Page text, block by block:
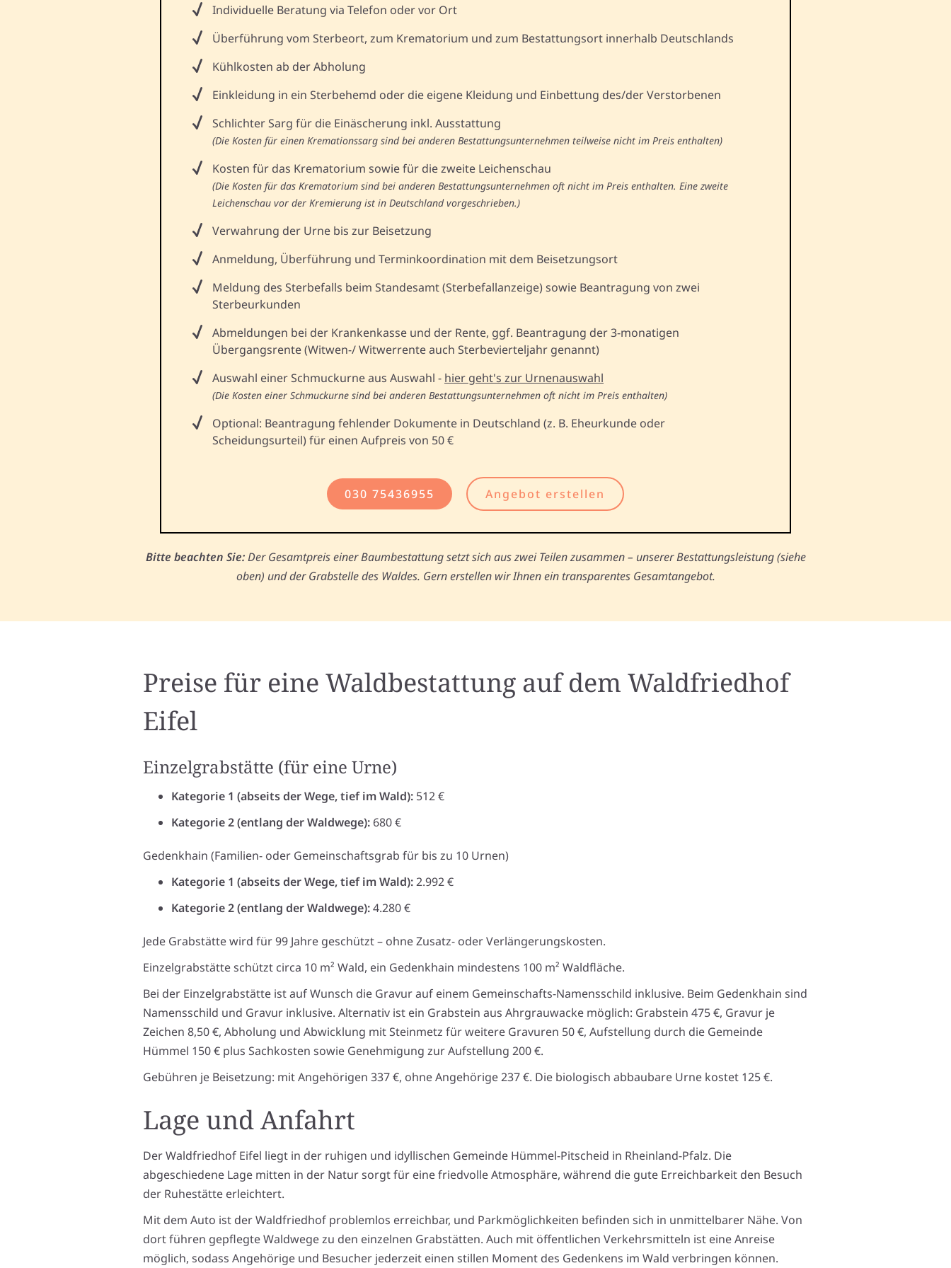
Individuelle Beratung via Telefon oder vor Ort
Überführung vom Sterbeort, zum Krematorium und zum Bestattungsort innerhalb Deutschlands
Kühlkosten ab der Abholung
Einkleidung in ein Sterbehemd oder die eigene Kleidung und Einbettung des/der Verstorbenen
Schlichter Sarg für die Einäscherung inkl. Ausstattung
(Die Kosten für einen Kremationssarg sind bei anderen Bestattungsunternehmen teilweise nicht im Preis enthalten)
Kosten für das Krematorium sowie für die zweite Leichenschau
(Die Kosten für das Krematorium sind bei anderen Bestattungsunternehmen oft nicht im Preis enthalten. Eine zweite
Leichenschau vor der Kremierung ist in Deutschland vorgeschrieben.)
Verwahrung der Urne bis zur Beisetzung
Anmeldung, Überführung und Terminkoordination mit dem Beisetzungsort
Meldung des Sterbefalls beim Standesamt (Sterbefallanzeige) sowie Beantragung von zwei
Sterbeurkunden
Abmeldungen bei der Krankenkasse und der Rente, ggf. Beantragung der 3-monatigen
Übergangsrente (Witwen-/ Witwerrente auch Sterbevierteljahr genannt)
Auswahl einer Schmuckurne aus Auswahl - hier geht's zur Urnenauswahl
(Die Kosten einer Schmuckurne sind bei anderen Bestattungsunternehmen oft nicht im Preis enthalten)
Optional: Beantragung fehlender Dokumente in Deutschland (z. B. Eheurkunde oder
Scheidungsurteil) für einen Aufpreis von 50 €
030 75436955 Angebot erstellen
Bitte beachten Sie:Der Gesamtpreis einer Baumbestattung setzt sich aus zwei Teilen zusammen – unserer Bestattungsleistung (siehe
oben) und der Grabstelle des Waldes. Gern erstellen wir Ihnen ein transparentes Gesamtangebot.
Preise für eine Waldbestattung auf dem Waldfriedhof
Eifel
Einzelgrabstätte (für eine Urne)
Kategorie 1 (abseits der Wege, tief im Wald): 512 €
Kategorie 2 (entlang der Waldwege): 680 €
Gedenkhain (Familien- oder Gemeinschaftsgrab für bis zu 10 Urnen)
Kategorie 1 (abseits der Wege, tief im Wald):2.992 €
Kategorie 2 (entlang der Waldwege):4.280 €
Jede Grabstätte wird für 99 Jahre geschützt – ohne Zusatz- oder Verlängerungskosten.
Einzelgrabstätte schützt circa 10 m² Wald, ein Gedenkhain mindestens 100 m² Waldfläche.
Bei der Einzelgrabstätte ist auf Wunsch die Gravur auf einem Gemeinschafts-Namensschild inklusive. Beim Gedenkhain sind
Namensschild und Gravur inklusive. Alternativ ist ein Grabstein aus Ahrgrauwacke möglich: Grabstein 475 €, Gravur je
Zeichen 8,50 €, Abholung und Abwicklung mit Steinmetz für weitere Gravuren 50 €, Aufstellung durch die Gemeinde
Hümmel 150 € plus Sachkosten sowie Genehmigung zur Aufstellung 200 €.
Gebühren je Beisetzung: mit Angehörigen 337 €, ohne Angehörige 237 €. Die biologisch abbaubare Urne kostet 125 €.
Lage und Anfahrt
Der Waldfriedhof Eifel liegt in der ruhigen und idyllischen Gemeinde Hümmel-Pitscheid in Rheinland-Pfalz. Die
abgeschiedene Lage mitten in der Natur sorgt für eine friedvolle Atmosphäre, während die gute Erreichbarkeit den Besuch
der Ruhestätte erleichtert.
Mit dem Auto ist der Waldfriedhof problemlos erreichbar, und Parkmöglichkeiten befinden sich in unmittelbarer Nähe. Von
dort führen gepflegte Waldwege zu den einzelnen Grabstätten. Auch mit öffentlichen Verkehrsmitteln ist eine Anreise
möglich, sodass Angehörige und Besucher jederzeit einen stillen Moment des Gedenkens im Wald verbringen können.